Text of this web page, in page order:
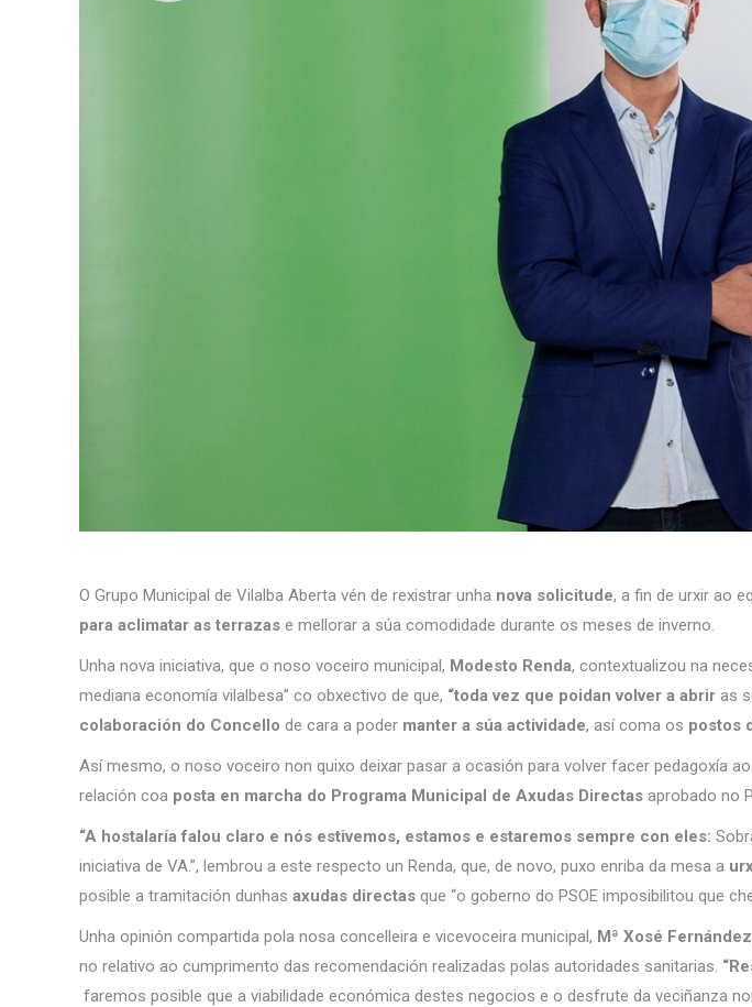
O Grupo Municipal de Vilalba Aberta vén de rexistrar unha nova solicitude, a fin de urxir ao
para aclimatar as terrazas e mellorar a súa comodidade durante os meses de inverno.
Unha nova iniciativa, que o noso voceiro municipal, Modesto Renda, contextualizou na
mediana economía vilalbesa” co obxectivo de que, “toda vez que poidan volver a abrir as
colaboración do Concello de cara a poder manter a súa actividade, así coma os postos
Así mesmo, o noso voceiro non quixo deixar pasar a ocasión para volver facer pedagoxía
relación coa posta en marcha do Programa Municipal de Axudas Directas aprobado no
“A hostalaría falou claro e nós estivemos, estamos e estaremos sempre con eles:
iniciativa de VA.”, lembrou a este respecto un Renda, que, de novo, puxo enriba da mesa a
posible a tramitación dunhas axudas directas que “o goberno do PSOE imposibilitou que
Unha opinión compartida pola nosa concelleira e vicevoceira municipal, Mª Xosé
no relativo ao cumprimento das recomendación realizadas polas autoridades sanitarias.
faremos posible que a viabilidade económica destes negocios e o desfrute da veciñanza